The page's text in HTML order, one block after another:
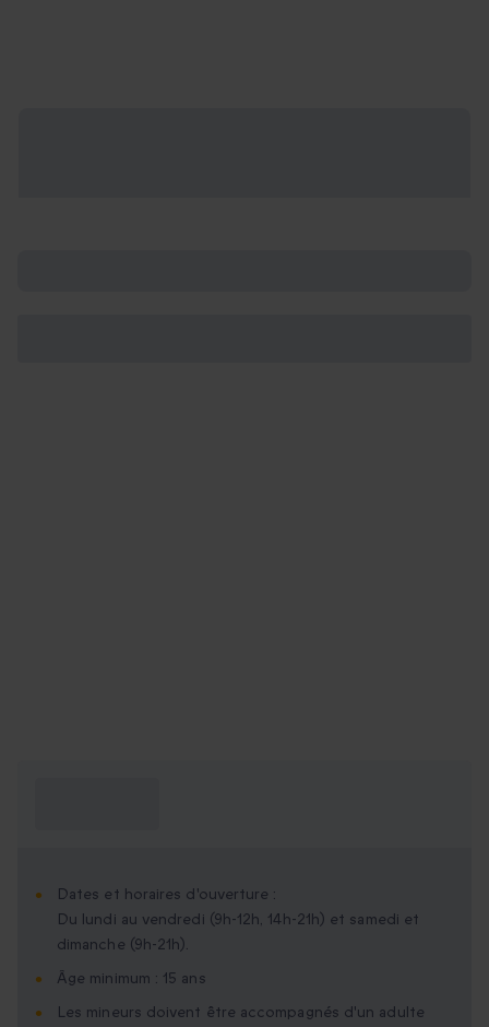
Dates et horaires d'ouverture :
Du lundi au vendredi (9h-12h, 14h-21h) et samedi et
dimanche (9h-21h).
Âge minimum : 15 ans
Les mineurs doivent être accompagnés d'un adulte